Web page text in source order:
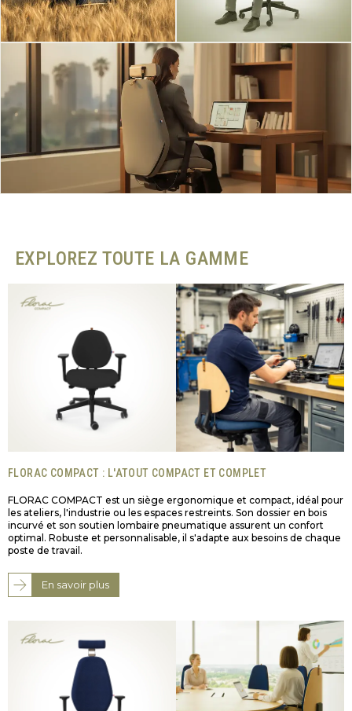
EXPLOREZ TOUTE LA GAMME
FLORAC COMPACT : L'ATOUT COMPACT ET COMPLET
FLORAC COMPACT est un siège ergonomique et compact, idéal pour
les ateliers, l'industrie ou les espaces restreints. Son dossier en bois
incurvé et son soutien lombaire pneumatique assurent un confort
optimal. Robuste et personnalisable, il s'adapte aux besoins de chaque
poste de travail.
En savoir plus